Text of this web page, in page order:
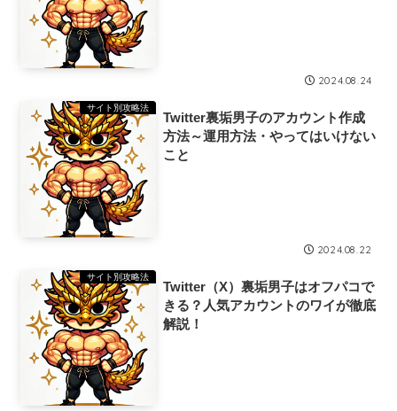
2024.08.24
サイト別攻略法
Twitter裏垢男子のアカウント作成
方法～運用方法・やってはいけない
こと
2024.08.22
サイト別攻略法
Twitter（X）裏垢男子はオフパコで
きる？人気アカウントのワイが徹底
解説！